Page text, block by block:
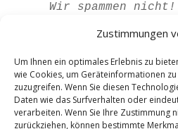
Zustimmungen
Um Ihnen ein optimales Erlebnis zu
wie Cookies, um Geräteinformationen
zuzugreifen. Wenn Sie diesen
Daten wie das Surfverhalten oder
verarbeiten. Wenn Sie Ihre Zustimmung
zurückziehen, können bestimmte
Wir spammen nicht!
Informationen.